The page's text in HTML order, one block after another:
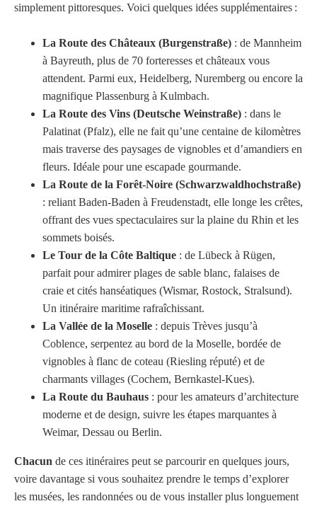
simplement pittoresques. Voici quelques idées supplémentaires :
La Route des Châteaux (Burgenstraße) : de Mannheim
à Bayreuth, plus de 70 forteresses et châteaux vous
attendent. Parmi eux, Heidelberg, Nuremberg ou encore la
magnifique Plassenburg à Kulmbach.
La Route des Vins (Deutsche Weinstraße) : dans le
Palatinat (Pfalz), elle ne fait qu’une centaine de kilomètres
mais traverse des paysages de vignobles et d’amandiers en
fleurs. Idéale pour une escapade gourmande.
La Route de la Forêt-Noire (Schwarzwaldhochstraße)
: reliant Baden-Baden à Freudenstadt, elle longe les crêtes,
offrant des vues spectaculaires sur la plaine du Rhin et les
sommets boisés.
Le Tour de la Côte Baltique : de Lübeck à Rügen,
parfait pour admirer plages de sable blanc, falaises de
craie et cités hanséatiques (Wismar, Rostock, Stralsund).
Un itinéraire maritime rafraîchissant.
La Vallée de la Moselle : depuis Trèves jusqu’à
Coblence, serpentez au bord de la Moselle, bordée de
vignobles à flanc de coteau (Riesling réputé) et de
charmants villages (Cochem, Bernkastel-Kues).
La Route du Bauhaus : pour les amateurs d’architecture
moderne et de design, suivre les étapes marquantes à
Weimar, Dessau ou Berlin.
Chacun de ces itinéraires peut se parcourir en quelques jours,
voire davantage si vous souhaitez prendre le temps d’explorer
les musées, les randonnées ou de vous installer plus longuement